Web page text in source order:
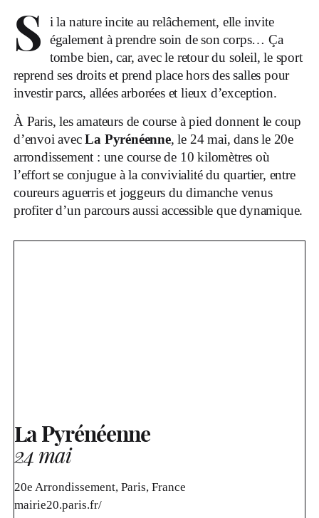
S
i la nature incite au relâchement, elle invite
également à prendre soin de son corps… Ça
tombe bien, car, avec le retour du soleil, le sport
reprend ses droits et prend place hors des salles pour
investir parcs, allées arborées et lieux d’exception.
À Paris, les amateurs de course à pied donnent le coup
d’envoi avecLa Pyrénéenne, le 24 mai, dans le 20e
arrondissement : une course de 10 kilomètres où
l’effort se conjugue à la convivialité du quartier, entre
coureurs aguerris et joggeurs du dimanche venus
profiter d’un parcours aussi accessible que dynamique.
La Pyrénéenne
24 mai
20e Arrondissement, Paris, France
mairie20.paris.fr/